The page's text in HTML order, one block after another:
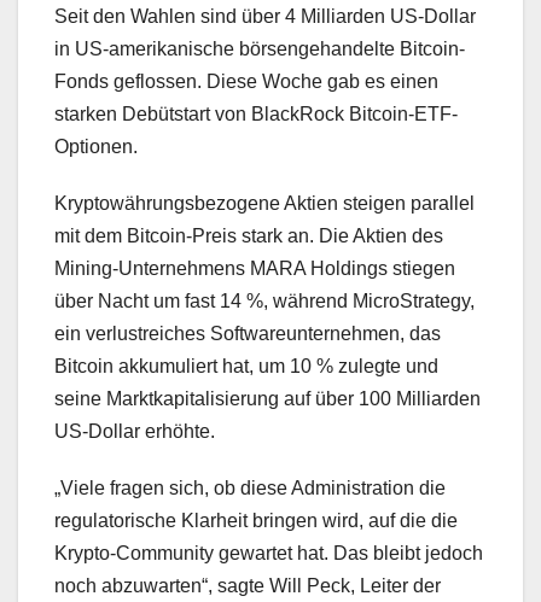
Seit den Wahlen sind über 4 Milliarden US-Dollar
in US-amerikanische börsengehandelte Bitcoin-
Fonds geflossen. Diese Woche gab es einen
starken Debütstart von BlackRock Bitcoin-ETF-
Optionen.
Kryptowährungsbezogene Aktien steigen parallel
mit dem Bitcoin-Preis stark an. Die Aktien des
Mining-Unternehmens MARA Holdings stiegen
über Nacht um fast 14 %, während MicroStrategy,
ein verlustreiches Softwareunternehmen, das
Bitcoin akkumuliert hat, um 10 % zulegte und
seine Marktkapitalisierung auf über 100 Milliarden
US-Dollar erhöhte.
„Viele fragen sich, ob diese Administration die
regulatorische Klarheit bringen wird, auf die die
Krypto-Community gewartet hat. Das bleibt jedoch
noch abzuwarten“, sagte Will Peck, Leiter der